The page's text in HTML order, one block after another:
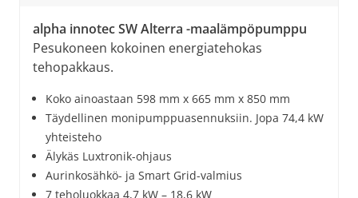
alpha innotec SW Alterra -maalämpöpumppu
Pesukoneen kokoinen energiatehokas
tehopakkaus.
Koko ainoastaan 598 mm x 665 mm x 850 mm
Täydellinen monipumppuasennuksiin. Jopa 74,4 kW
yhteisteho
Älykäs Luxtronik-ohjaus
Aurinkosähkö- ja Smart Grid-valmius
7 teholuokkaa 4,7 kW – 18,6 kW